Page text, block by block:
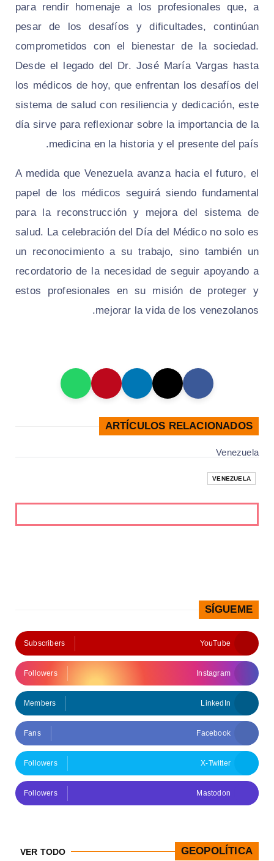
para rendir homenaje a los profesionales que, a
pesar de los desafíos y dificultades, continúan
comprometidos con el bienestar de la sociedad.
Desde el legado del Dr. José María Vargas hasta
los médicos de hoy, que enfrentan los desafíos del
sistema de salud con resiliencia y dedicación, este
día sirve para reflexionar sobre la importancia de la
medicina en la historia y el presente del país.
A medida que Venezuela avanza hacia el futuro, el
papel de los médicos seguirá siendo fundamental
para la reconstrucción y mejora del sistema de
salud. La celebración del Día del Médico no solo es
un reconocimiento a su trabajo, sino también un
recordatorio de la necesidad de seguir apoyando a
estos profesionales en su misión de proteger y
mejorar la vida de los venezolanos.
ARTÍCULOS RELACIONADOS
Venezuela
VENEZUELA
SÍGUEME
YouTube
Subscribers
Instagram
Followers
LinkedIn
Members
Facebook
Fans
X-Twitter
Followers
Mastodon
Followers
GEOPOLÍTICA
VER TODO